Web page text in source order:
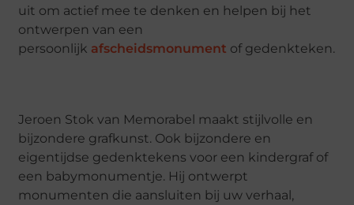
uit om actief mee te denken en helpen bij het
ontwerpen van een
persoonlijk afscheidsmonument of gedenkteken.
Jeroen Stok van Memorabel maakt stijlvolle en
bijzondere grafkunst. Ook bijzondere en
eigentijdse gedenktekens voor een kindergraf of
een babymonumentje. Hij ontwerpt
monumenten die aansluiten bij uw verhaal,